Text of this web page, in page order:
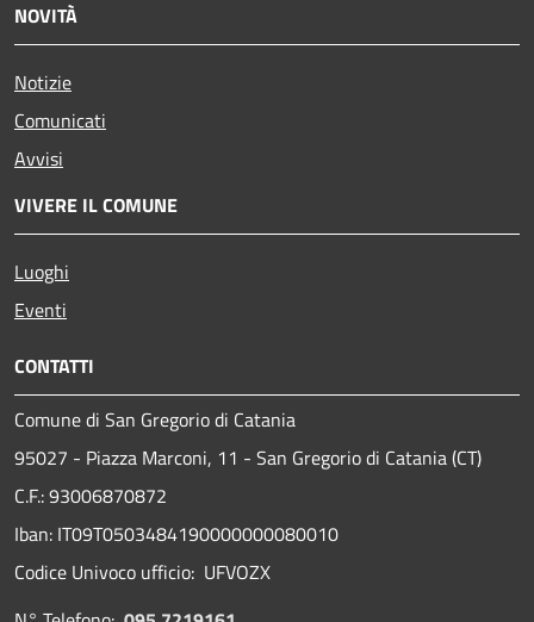
NOVITÀ
Notizie
Comunicati
Avvisi
VIVERE IL COMUNE
Luoghi
Eventi
CONTATTI
Comune di San Gregorio di Catania
95027 - Piazza Marconi, 11 - San Gregorio di Catania (CT)
C.F.: 93006870872
Iban: IT09T0503484190000000080010
Codice Univoco ufficio: UFVOZX